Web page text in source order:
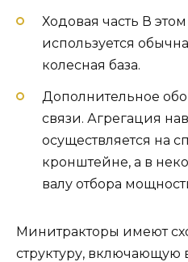
Ходовая часть В этом
используется
колесная база.
Дополнительное
связи. Агрегация
осуществляется на
кронштейне, а в
валу отбора
Минитракторы имеют
структуру, включающую